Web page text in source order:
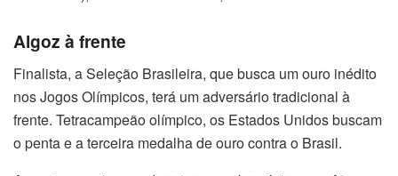
Algoz à frente
Finalista, a Seleção Brasileira, que busca um ouro inédito
nos Jogos Olímpicos, terá um adversário tradicional à
frente. Tetracampeão olímpico, os Estados Unidos buscam
o penta e a terceira medalha de ouro contra o Brasil.